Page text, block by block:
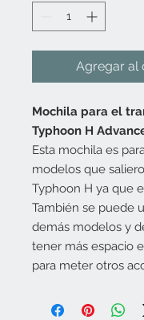
Agregar al
Mochila para el
Typhoon H
Esta mochila es
modelos que
Typhoon H ya que
También se puede
demás modelos y
tener más espacio
para meter otros